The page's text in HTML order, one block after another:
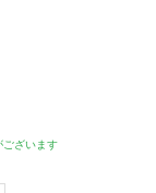
ざいます